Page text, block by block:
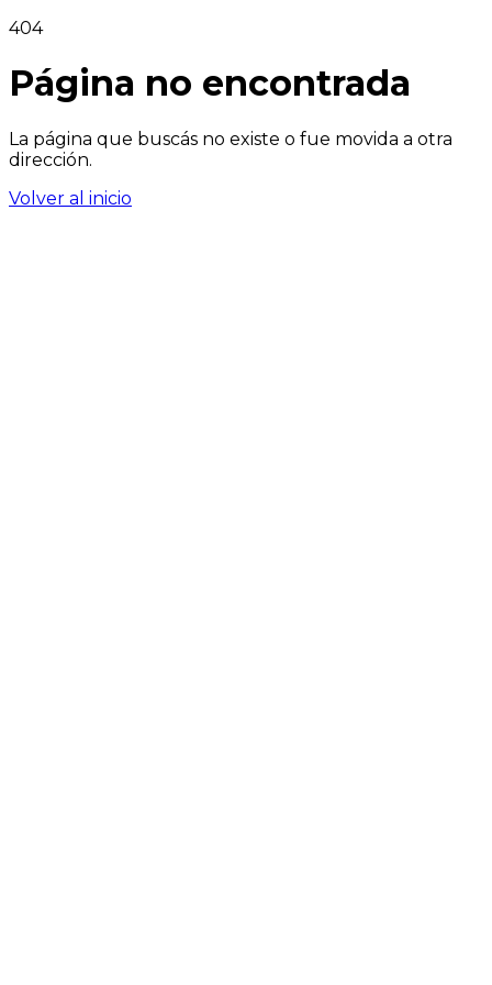
404
Página no encontrada
La página que buscás no existe o fue movida a otra
dirección.
Volver al inicio